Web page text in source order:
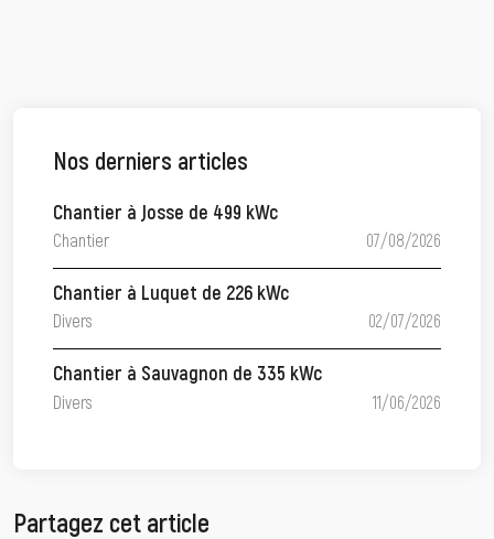
Nos derniers articles
Chantier à Josse de 499 kWc
Chantier 07/08/2026
Chantier à Luquet de 226 kWc
Divers 02/07/2026
Chantier à Sauvagnon de 335 kWc
Divers 11/06/2026
Partagez cet article